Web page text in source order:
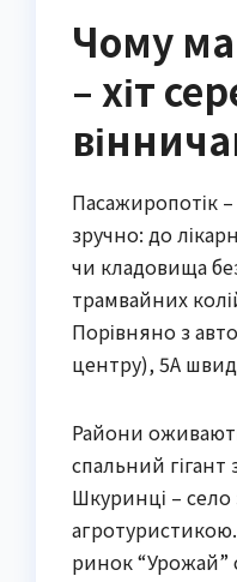
Чому
– хіт
Пасажиропотік
зручно: до
чи кладовища
трамвайних
Порівняно з
центру), 5А
Райони
спальний
Шкуринці –
ринок “Урожай”